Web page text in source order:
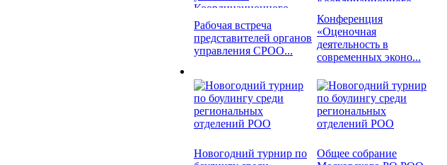
Рабочая встреча
представителей органов
управления СРОО...
Конференция
«Оценочная
деятельность в
современных эконо...
Новогодний турнир по
Общее собрание